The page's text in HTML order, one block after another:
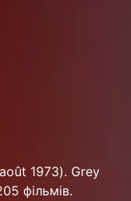
1973). Grey
фільмів.